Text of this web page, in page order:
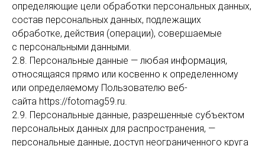
определяющие цели обработки персональных данных,
состав персональных данных, подлежащих
обработке, действия (операции), совершаемые
с персональными данными.
2.8. Персональные данные — любая информация,
относящаяся прямо или косвенно к определенному
или определяемому Пользователю веб-
сайта https://fotomag59.ru.
2.9. Персональные данные, разрешенные субъектом
персональных данных для распространения, —
персональные данные, доступ неограниченного круга